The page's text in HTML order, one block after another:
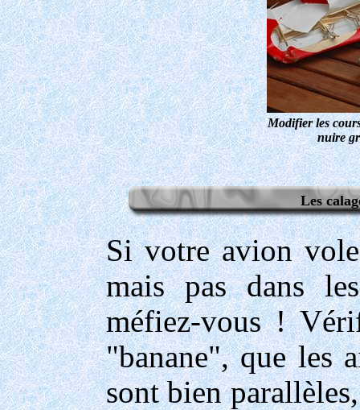
Modifier les
nuire
Les
Si votre avion
mais pas dans
méfiez-vous !
"banane", que les
sont bien